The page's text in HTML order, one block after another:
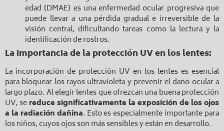
edad (DMAE) es una enfermedad ocular progresiva que
puede llevar a una pérdida gradual e irreversible de la
visión central, dificultando tareas como la lectura y la
identificación de rostros.
La importancia de la protección UV en los lentes:
La incorporación de protección UV en los lentes es esencial
para bloquear los rayos ultravioleta y prevenir el daño ocular a
largo plazo. Al elegir lentes que ofrezcan una buena protección
UV, se reduce significativamente la exposición de los ojos
a la radiación dañina. Esto es especialmente importante para
los niños, cuyos ojos son más sensibles y están en desarrollo.